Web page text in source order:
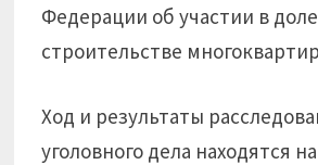
Федерации об участии в
строительстве
Ход и результаты
уголовного дела находятся